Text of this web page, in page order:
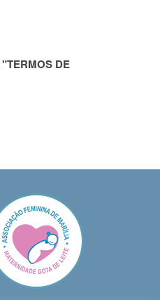
"TERMOS DE